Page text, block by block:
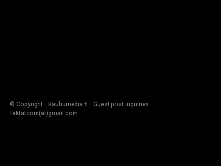
© Copyright - Kauhumedia.fi - Guest post inquiries
faktatcom(at)gmail.com